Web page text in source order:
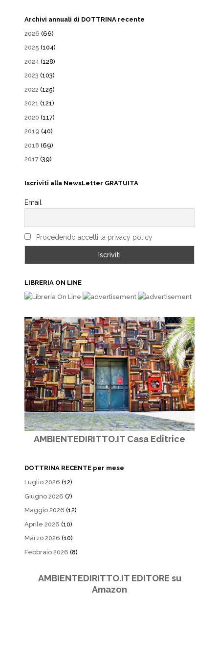
Archivi annuali di DOTTRINA recente
2026 (66)
2025 (104)
2024 (128)
2023 (103)
2022 (125)
2021 (121)
2020 (117)
2019 (40)
2018 (69)
2017 (39)
Iscriviti alla NewsLetter GRATUITA
Email
Procedendo accetti la privacy policy
LIBRERIA ON LINE
AMBIENTEDIRITTO.IT Casa Editrice
DOTTRINA RECENTE per mese
Luglio 2026 (12)
Giugno 2026 (7)
Maggio 2026 (12)
Aprile 2026 (10)
Marzo 2026 (10)
Febbraio 2026 (8)
AMBIENTEDIRITTO.IT EDITORE su
Amazon